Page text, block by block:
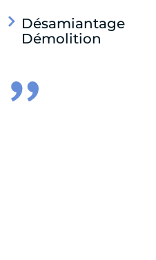
Désamiantage
Démolition